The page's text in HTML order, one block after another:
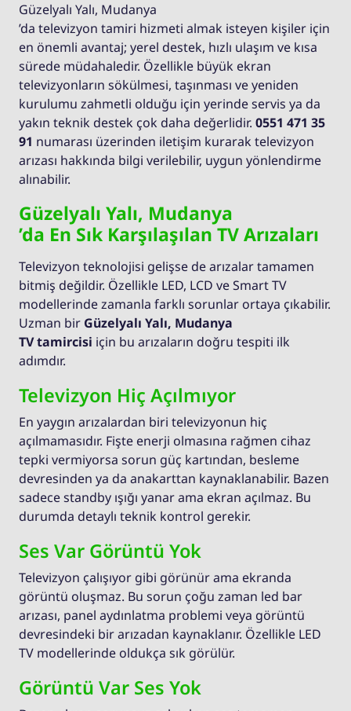
Güzelyalı Yalı, Mudanya
’da televizyon tamiri hizmeti almak isteyen kişiler için
en önemli avantaj; yerel destek, hızlı ulaşım ve kısa
sürede müdahaledir. Özellikle büyük ekran
televizyonların sökülmesi, taşınması ve yeniden
kurulumu zahmetli olduğu için yerinde servis ya da
yakın teknik destek çok daha değerlidir. 0551 471 35
91 numarası üzerinden iletişim kurarak televizyon
arızası hakkında bilgi verilebilir, uygun yönlendirme
alınabilir.
Güzelyalı Yalı, Mudanya
’da En Sık Karşılaşılan TV Arızaları
Televizyon teknolojisi gelişse de arızalar tamamen
bitmiş değildir. Özellikle LED, LCD ve Smart TV
modellerinde zamanla farklı sorunlar ortaya çıkabilir.
Uzman bir Güzelyalı Yalı, Mudanya
TV tamircisi için bu arızaların doğru tespiti ilk
adımdır.
Televizyon Hiç Açılmıyor
En yaygın arızalardan biri televizyonun hiç
açılmamasıdır. Fişte enerji olmasına rağmen cihaz
tepki vermiyorsa sorun güç kartından, besleme
devresinden ya da anakarttan kaynaklanabilir. Bazen
sadece standby ışığı yanar ama ekran açılmaz. Bu
durumda detaylı teknik kontrol gerekir.
Ses Var Görüntü Yok
Televizyon çalışıyor gibi görünür ama ekranda
görüntü oluşmaz. Bu sorun çoğu zaman led bar
arızası, panel aydınlatma problemi veya görüntü
devresindeki bir arızadan kaynaklanır. Özellikle LED
TV modellerinde oldukça sık görülür.
Görüntü Var Ses Yok